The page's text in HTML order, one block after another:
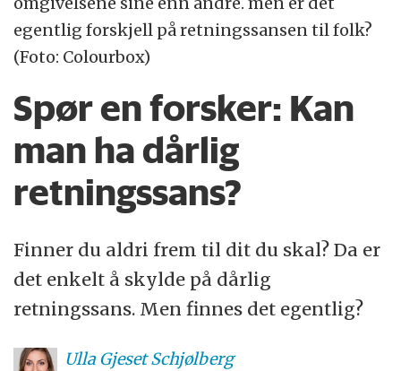
egentlig forskjell på retningssansen til folk?
(Foto: Colourbox)
Spør en forsker: Kan
man ha dårlig
retningssans?
Finner du aldri frem til dit du skal? Da er
det enkelt å skylde på dårlig
retningssans. Men finnes det egentlig?
Ulla Gjeset Schjølberg